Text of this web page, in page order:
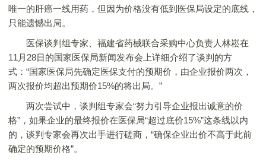
唯一的肝癌一线用药，但因为价格没有低到医保局设定的底线，
只能遗憾出局。
医保谈判组专家、福建省药械联合采购中心负责人林崧在
11月28日的国家医保局新闻发布会上详细介绍了谈判的方
式：“国家医保局先确定医保支付的预期价，由企业报价两次，
两次报价均超出预期价15%的将出局。”
两次尝试中，谈判组专家会“努力引导企业报出诚意的价
格”，如果企业的最终报价在医保局“超过底价15%”这条线以内
的，谈判专家会再次出手进行磋商，“确保企业出价不高于此前
确定的预期价格”。